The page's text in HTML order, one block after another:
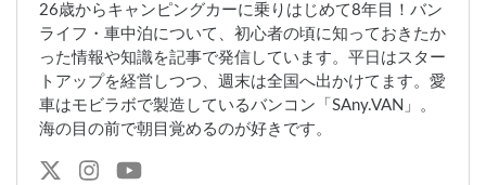
26歳からキャンピングカーに乗りはじめて8年目！バン
ライフ・車中泊について、初心者の頃に知っておきたか
った情報や知識を記事で発信しています。平日はスター
トアップを経営しつつ、週末は全国へ出かけてます。愛
車はモビラボで製造しているバンコン「SAny.VAN」。
海の目の前で朝目覚めるのが好きです。